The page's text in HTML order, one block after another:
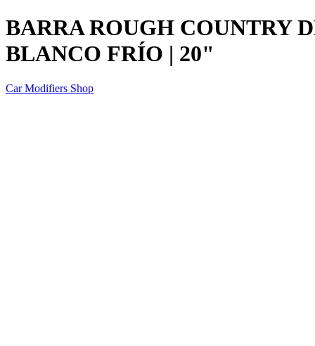
BARRA ROUGH COUNTRY
BLANCO FRÍO | 20"
Car Modifiers Shop